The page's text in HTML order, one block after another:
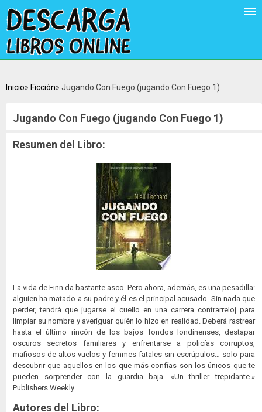
Inicio Ficción Jugando Con Fuego (jugando Con Fuego 1)
Jugando Con Fuego (jugando Con Fuego 1)
Resumen del Libro:
La vida de Finn da bastante asco. Pero ahora, además, es una pesadilla:
alguien ha matado a su padre y él es el principal acusado. Sin nada que
perder, tendrá que jugarse el cuello en una carrera contrarreloj para
limpiar su nombre y averiguar quién lo hizo en realidad. Deberá rastrear
hasta el último rincón de los bajos fondos londinenses, destapar
oscuros secretos familiares y enfrentarse a policías corruptos,
mafiosos de altos vuelos y femmes-fatales sin escrúpulos… solo para
descubrir que aquellos en los que más confías son los únicos que te
pueden sorprender con la guardia baja. «Un thriller trepidante.»
Publishers Weekly
Autores del Libro: